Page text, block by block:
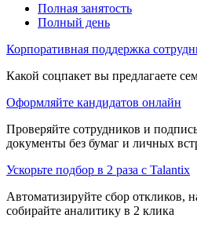
Полная занятость
Полный день
Корпоративная поддержка
Какой соцпакет вы предлагаете
Оформляйте кандидатов онлайн
Проверяйте сотрудников и
документы без бумаг и личных
Ускорьте подбор в 2 раза с Talantix
Автоматизируйте сбор откликов,
собирайте аналитику в 2 клика